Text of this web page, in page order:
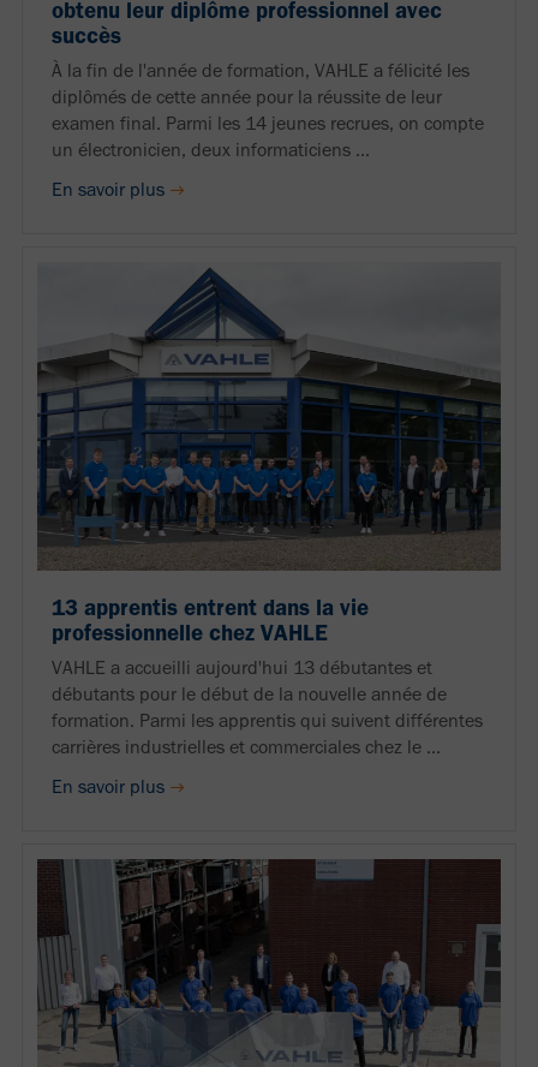
obtenu leur diplôme professionnel avec
succès
À la fin de l'année de formation, VAHLE a félicité les
diplômés de cette année pour la réussite de leur
examen final. Parmi les 14 jeunes recrues, on compte
un électronicien, deux informaticiens ...
En savoir plus
13 apprentis entrent dans la vie
professionnelle chez VAHLE
VAHLE a accueilli aujourd'hui 13 débutantes et
débutants pour le début de la nouvelle année de
formation. Parmi les apprentis qui suivent différentes
carrières industrielles et commerciales chez le ...
En savoir plus